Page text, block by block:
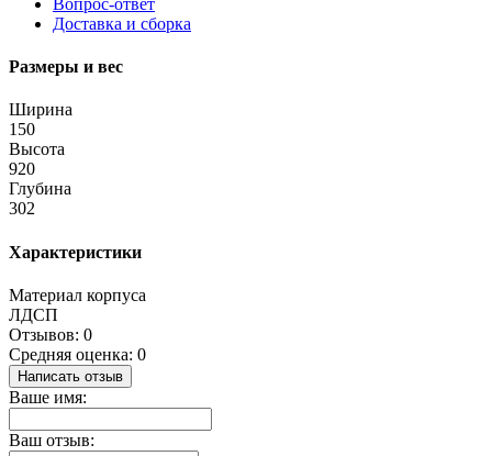
Доставка и сборка
Размеры и вес
Ширина
150
Высота
920
Глубина
302
Характеристики
Материал корпуса
ЛДСП
Отзывов: 0
Средняя оценка: 0
Написать отзыв
Ваше имя:
Ваш отзыв: